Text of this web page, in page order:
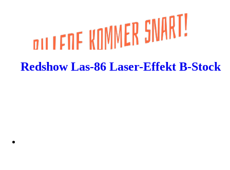
Redshow Las-86 Laser-Effekt B-Stock